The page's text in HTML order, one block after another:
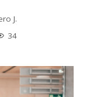
J.
34